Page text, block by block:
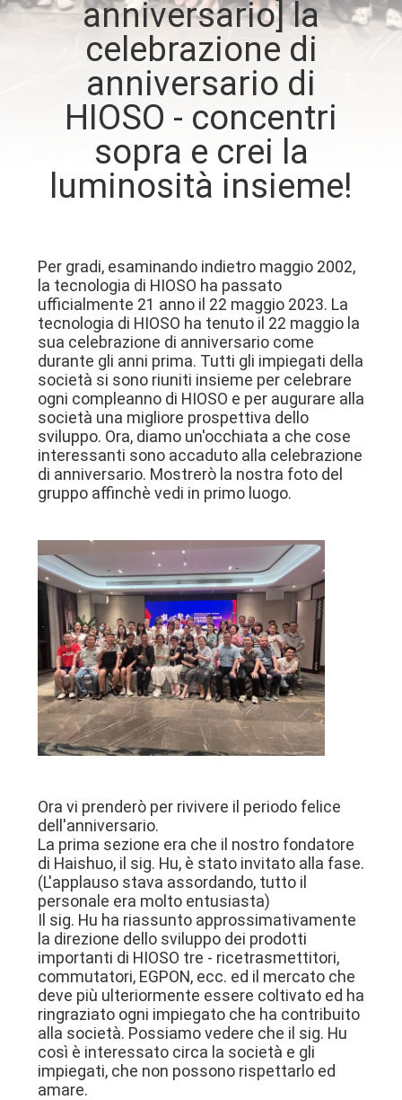
FABBRICA
CONTROLLO
QUALITÀ
CONTATTICI
CASI
MAPPA
DEL
SITO
NORME
SULLA
PRIVACY
anniversario] la
celebrazione di
anniversario di
HIOSO - concentri
sopra e crei la
luminosità insieme!
Per gradi, esaminando indietro maggio 2002,
la tecnologia di HIOSO ha passato
ufficialmente 21 anno il 22 maggio 2023. La
tecnologia di HIOSO ha tenuto il 22 maggio la
sua celebrazione di anniversario come
durante gli anni prima. Tutti gli impiegati della
società si sono riuniti insieme per celebrare
ogni compleanno di HIOSO e per augurare alla
società una migliore prospettiva dello
sviluppo. Ora, diamo un'occhiata a che cose
interessanti sono accaduto alla celebrazione
di anniversario. Mostrerò la nostra foto del
gruppo affinchè vedi in primo luogo.
Ora vi prenderò per rivivere il periodo felice
dell'anniversario.
La prima sezione era che il nostro fondatore
di Haishuo, il sig. Hu, è stato invitato alla fase.
(L'applauso stava assordando, tutto il
personale era molto entusiasta)
Il sig. Hu ha riassunto approssimativamente
la direzione dello sviluppo dei prodotti
importanti di HIOSO tre - ricetrasmettitori,
commutatori, EGPON, ecc. ed il mercato che
deve più ulteriormente essere coltivato ed ha
ringraziato ogni impiegato che ha contribuito
alla società. Possiamo vedere che il sig. Hu
così è interessato circa la società e gli
impiegati, che non possono rispettarlo ed
amare.